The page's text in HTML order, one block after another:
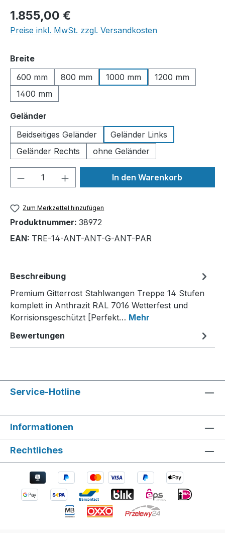
Regulärer Preis:
1.855,00 €
Preise inkl. MwSt. zzgl. Versandkosten
Breiteauswählen
600 mm
800 mm 1000 mm
1200 mm
1400 mm
Geländer
Beidseitiges Geländer
Geländer Links
Geländer Rechts
ohne Geländer
Produkt Anzahl: Gib denIn den Warenkorb
Zum Merkzettel hinzufügen
Produktnummer: 38972
EAN: TRE-14-ANT-ANT-G-ANT-PAR
Beschreibung
Premium Gitterrost Stahlwangen Treppe 14 Stufen
komplett in Anthrazit RAL 7016 Wetterfest und
Korrisionsgeschützt [Perfekt… Mehr
Bewertungen
Service-Hotline
Informationen
Rechtliches